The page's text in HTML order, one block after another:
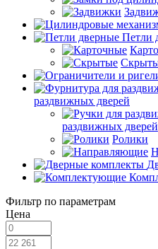
Петли
раздвижных дверей
раздвижных дверей
Ролики
Фильтр по параметрам
Цена